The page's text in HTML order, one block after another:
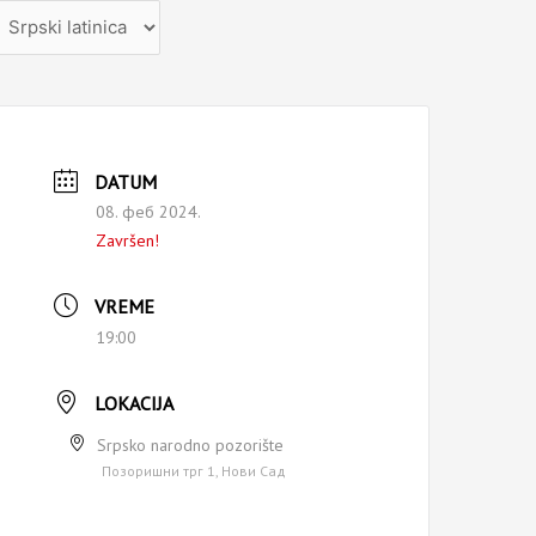
DATUM
08. феб 2024.
Završen!
VREME
19:00
LOKACIJA
Srpsko narodno pozorište
Позоришни трг 1, Нови Сад